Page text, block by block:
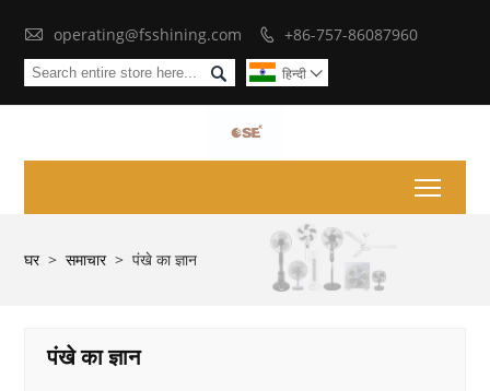
 operating@fsshining.com  +86-757-86087960
 हिन्दी 
घर > समाचार > पंखे का ज्ञान
पंखे का ज्ञान